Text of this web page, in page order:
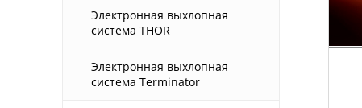
Электронная выхлопная
система THOR
Электронная выхлопная
система Terminator